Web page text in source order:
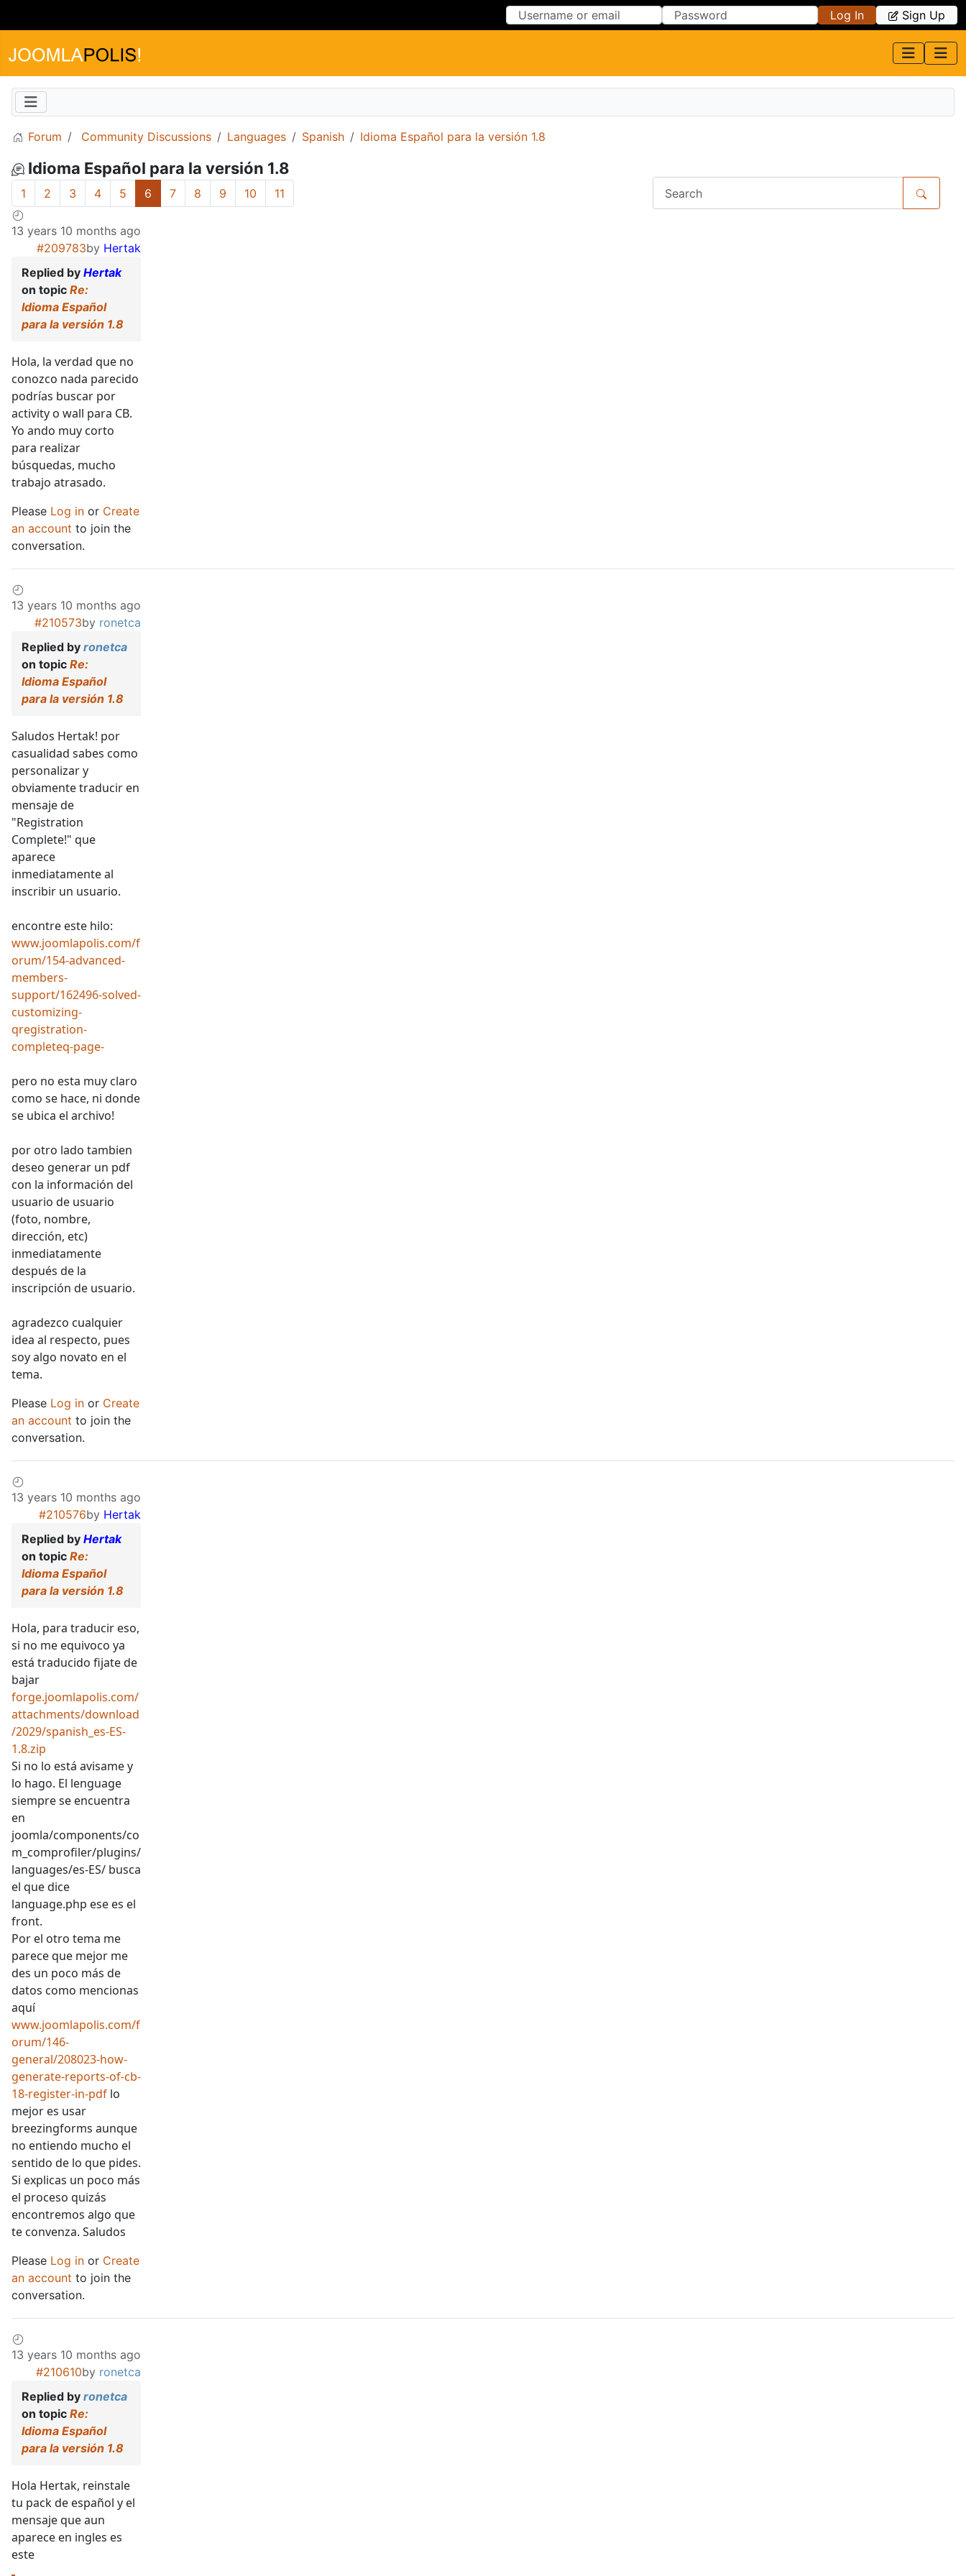
Log In Sign Up
Forum Community Discussions Languages Spanish Idioma Español para la versión 1.8
Idioma Español para la versión 1.8
1 2 3 4 5 6 7 8 9 10 11
13 years 10 months ago
#209783by Hertak
Replied by Hertak
on topic Re:
Idioma Español
para la versión 1.8
Hola, la verdad que no
conozco nada parecido
podrías buscar por
activity o wall para CB.
Yo ando muy corto
para realizar
búsquedas, mucho
trabajo atrasado.
Please Log in or Create
an account to join the
conversation.
13 years 10 months ago
#210573by ronetca
Replied by ronetca
on topic Re:
Idioma Español
para la versión 1.8
Saludos Hertak! por
casualidad sabes como
personalizar y
obviamente traducir en
mensaje de
"Registration
Complete!" que
aparece
inmediatamente al
inscribir un usuario.
encontre este hilo:
www.joomlapolis.com/f
orum/154-advanced-
members-
support/162496-solved-
customizing-
qregistration-
completeq-page-
pero no esta muy claro
como se hace, ni donde
se ubica el archivo!
por otro lado tambien
deseo generar un pdf
con la información del
usuario de usuario
(foto, nombre,
dirección, etc)
inmediatamente
después de la
inscripción de usuario.
agradezco cualquier
idea al respecto, pues
soy algo novato en el
tema.
Please Log in or Create
an account to join the
conversation.
13 years 10 months ago
#210576by Hertak
Replied by Hertak
on topic Re:
Idioma Español
para la versión 1.8
Hola, para traducir eso,
si no me equivoco ya
está traducido fijate de
bajar
forge.joomlapolis.com/
attachments/download
/2029/spanish_es-ES-
1.8.zip
Si no lo está avisame y
lo hago. El lenguage
siempre se encuentra
en
joomla/components/co
m_comprofiler/plugins/
languages/es-ES/ busca
el que dice
language.php ese es el
front.
Por el otro tema me
parece que mejor me
des un poco más de
datos como mencionas
aquí
www.joomlapolis.com/f
orum/146-
general/208023-how-
generate-reports-of-cb-
18-register-in-pdf lo
mejor es usar
breezingforms aunque
no entiendo mucho el
sentido de lo que pides.
Si explicas un poco más
el proceso quizás
encontremos algo que
te convenza. Saludos
Please Log in or Create
an account to join the
conversation.
13 years 10 months ago
#210610by ronetca
Replied by ronetca
on topic Re:
Idioma Español
para la versión 1.8
Hola Hertak, reinstale
tu pack de español y el
mensaje que aun
aparece en ingles es
este